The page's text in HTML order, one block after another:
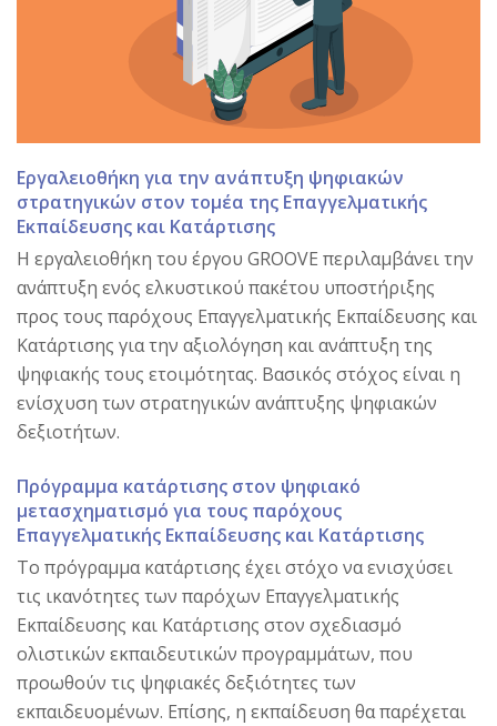
Εργαλειοθήκη για την ανάπτυξη ψηφιακών
στρατηγικών στον τομέα της Επαγγελματικής
Εκπαίδευσης και Κατάρτισης
Η εργαλειοθήκη του έργου GROOVE περιλαμβάνει την
ανάπτυξη ενός ελκυστικού πακέτου υποστήριξης
προς τους παρόχους Επαγγελματικής Εκπαίδευσης και
Κατάρτισης για την αξιολόγηση και ανάπτυξη της
ψηφιακής τους ετοιμότητας. Βασικός στόχος είναι η
ενίσχυση των στρατηγικών ανάπτυξης ψηφιακών
δεξιοτήτων.
Πρόγραμμα κατάρτισης στον ψηφιακό
μετασχηματισμό για τους παρόχους
Επαγγελματικής Εκπαίδευσης και Κατάρτισης
Το πρόγραμμα κατάρτισης έχει στόχο να ενισχύσει
τις ικανότητες των παρόχων Επαγγελματικής
Εκπαίδευσης και Κατάρτισης στον σχεδιασμό
ολιστικών εκπαιδευτικών προγραμμάτων, που
προωθούν τις ψηφιακές δεξιότητες των
εκπαιδευομένων. Επίσης, η εκπαίδευση θα παρέχεται